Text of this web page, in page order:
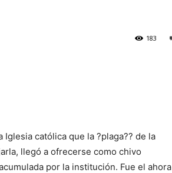
183
católica que la ?plaga?? de la
llegó a ofrecerse como chivo
por la institución. Fue el ahora